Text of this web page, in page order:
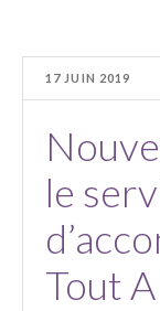
17 JUIN 2019
le
Tout